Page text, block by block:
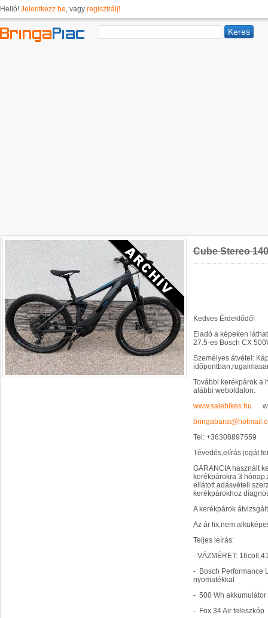
Helló! Jelentkezz be, vagy regisztrálj!
Cube Stereo
Kedves Érdeklődő!
Eladó a képeken
27.5-es Bosch CX
Személyes átvétel:
További kerékpárok a
alábbi weboldalon:
www.salebikes.hu
Tel: +36308897559
Tévedés,elírás jogát
GARANCIA használt
kerékpárokra 3
ellátott adásvételi
kerékpárokhoz
A kerékpárok
Az ár fix,nem
Teljes leírás:
- VÁZMÉRET:
- Bosch Performance
nyomatékkal
- 500 Wh akkumulátor
- Fox 34 Air teleszkóp